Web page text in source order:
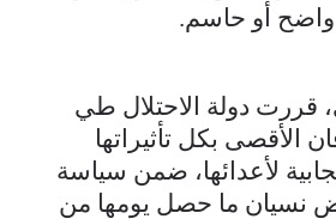
أو حاسم.
قررت دولة الاحتلال طي
الأقصى بكل تأثيراتها
لأعدائها، ضمن سياسة
نسيان ما حصل يومها من